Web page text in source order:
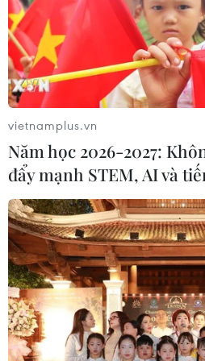
Bỉ tìm ra hướng đi mới trong
ung thư gan di căn
07/08/2026 04:05
Nga thoái vốn nhà nước khỏi
Quốc tế Sheremetyevo
07/08/2026 00:22
Nga thông báo tấn
cứ ngầm của Ukraine
06/08/2026 16:21
vietnamplus.vn
Năm học 2026-2027:
đẩy mạnh STEM, AI và